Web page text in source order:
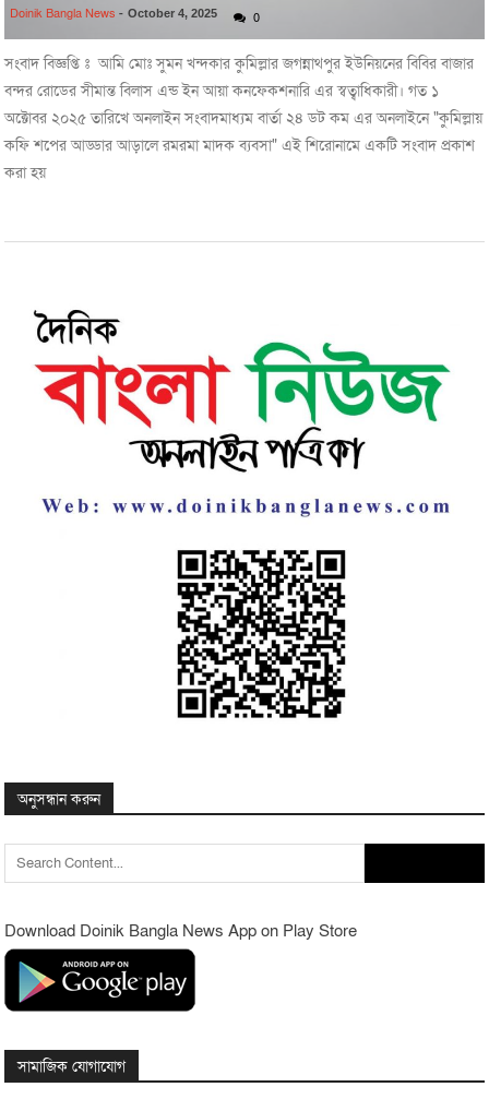
Doinik Bangla News -October 4, 2025 0
সংবাদ বিজ্ঞপ্তি ঃ আমি মোঃ সুমন খন্দকার কুমিল্লার জগন্নাথপুর ইউনিয়নের বিবির বাজার
বন্দর রোডের সীমান্ত বিলাস এন্ড ইন আয়া কনফেকশনারি এর স্বত্বাধিকারী। গত ১
অক্টোবর ২০২৫ তারিখে অনলাইন সংবাদমাধ্যম বার্তা ২৪ ডট কম এর অনলাইনে "কুমিল্লায়
কফি শপের আড্ডার আড়ালে রমরমা মাদক ব্যবসা" এই শিরোনামে একটি সংবাদ প্রকাশ
করা হয়
অনুসন্ধান করুন
for:
Download Doinik Bangla News App on Play Store
সামাজিক যোগাযোগ